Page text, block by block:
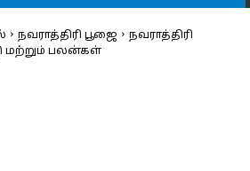
நவராத்திரி பூஜை
நவராத்திரி
மற்றும் பலன்கள்